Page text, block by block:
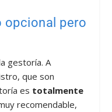
opcional pero
gestoría. A
que son
es totalmente
recomendable,